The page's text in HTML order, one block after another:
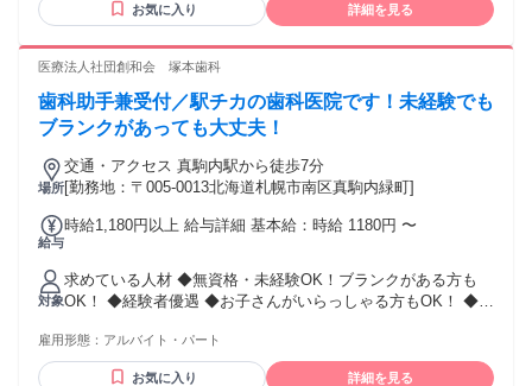
お気に入り 詳細を見る
医療法人社団創和会 塚本歯科
歯科助手兼受付／駅チカの歯科医院です！未経験でも
ブランクがあっても大丈夫！
場所
交通・アクセス 真駒内駅から徒歩7分
[勤務地：〒005-0013北海道札幌市南区真駒内緑町]
給与
時給1,180円以上 給与詳細 基本給：時給 1180円 〜
対象
求めている人材 ◆無資格・未経験OK！ブランクがある方も
OK！ ◆経験者優遇 ◆お子さんがいらっしゃる方もOK！ ◆扶
雇用形態： アルバイト・パート
お気に入り 詳細を見る